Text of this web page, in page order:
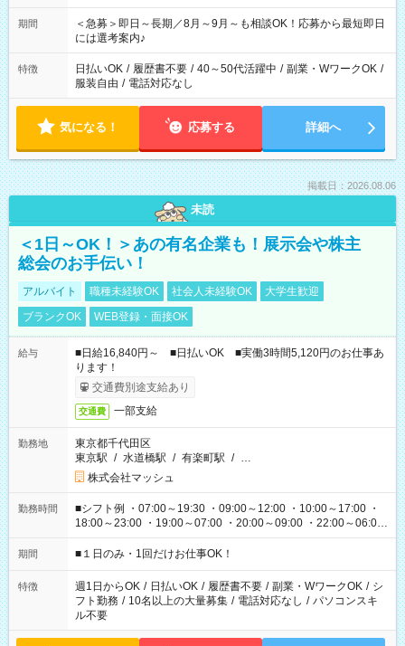
ば前職が、 在宅/財団法人/事務/コールセンター/受付/販売/カフェ
スタッフ スイーツ販売/ホテルフロント/化粧品販売/など 様々な
業界から入社して活躍されています♪
期間
＜急募＞即日～長期／8月～9月～も相談OK！応募から最短即日
には選考案内♪
特徴 日払いOK / 履歴書不要 / 40～50代活躍中 / 副業・WワークOK /
服装自由 / 電話対応なし
気になる！ 応募する 詳細へ
掲載日：2026.08.06
未読
＜1日～OK！＞あの有名企業も！展示会や株主
総会のお手伝い！
アルバイト 職種未経験OK 社会人未経験OK
大学生歓迎
ブランクOK
WEB登録・面接OK
給与
■日給16,840円～ ■日払いOK ■実働3時間5,120円のお仕事あ
ります！
交通費別途支給あり
交通費 一部支給
勤務地
東京都千代田区
東京駅 / 水道橋駅 / 有楽町駅 / …
株式会社マッシュ
勤務時間
■シフト例 ・07:00～19:30 ・09:00～12:00 ・10:00～17:00 ・
18:00～23:00 ・19:00～07:00 ・20:00～09:00 ・22:00～06:00
etc ★最短で3時間で5,120円のお仕事から 15時間で2万円近く稼
げるお仕事も！ ご希望のお時間に合わせてご紹介！ ※シフトは
ください！
期間 ■１日のみ・1回だけお仕事OK！
特徴 週1日からOK / 日払いOK / 履歴書不要 / 副業・WワークOK / シ
フト勤務 / 10名以上の大量募集 / 電話対応なし / パソコンスキ
ル不要